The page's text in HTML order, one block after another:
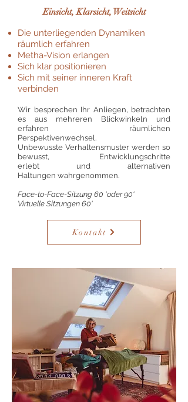
Einsicht, Klarsicht, Weitsicht
Die unterliegenden Dynamiken
räumlich erfahren
Metha-Vision erlangen
Sich klar positionieren
Sich mit seiner inneren Kraft
verbinden
Wir besprechen Ihr Anliegen, betrachten
es aus mehreren Blickwinkeln und
erfahren räumlichen
Perspektivenwechsel.
Unbewusste Verhaltensmuster werden so
bewusst, Entwicklungschritte
erlebt und alternativen
Haltungen wahrgenommen.
Face-to-Face-Sitzung 60 'oder 90'
Virtuelle Sitzungen 60'
Kontakt